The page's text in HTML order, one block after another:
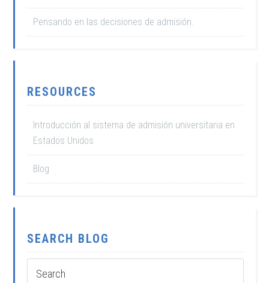
Pensando en las decisiones de admisión.
RESOURCES
Introducción al sistema de admisión universitaria en
Estados Unidos
Blog
SEARCH BLOG